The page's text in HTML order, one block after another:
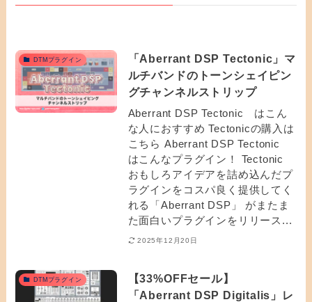
DTMプラグイン
「Aberrant DSP Tectonic」マ
ルチバンドのトーンシェイピン
グチャンネルストリップ
Aberrant DSP Tectonic はこん
な人におすすめ Tectonicの購入は
こちら Aberrant DSP Tectonic
はこんなプラグイン！ Tectonic
おもしろアイデアを詰め込んだプ
ラグインをコスパ良く提供してく
れる「Aberrant DSP」 がまたま
た面白いプラグインをリリース...
2025年12月20日
DTMプラグイン
【33%OFFセール】
「Aberrant DSP Digitalis」レ